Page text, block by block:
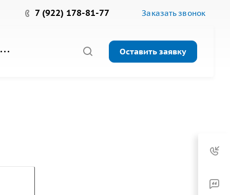
7 (922) 178-81-77 Заказать звонок
Оставить заявку